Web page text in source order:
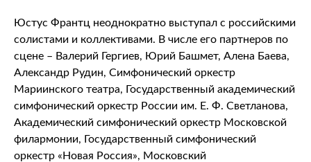
Юстус Франтц неоднократно выступал с российскими
солистами и коллективами. В числе его партнеров по
сцене – Валерий Гергиев, Юрий Башмет, Алена Баева,
Александр Рудин, Симфонический оркестр
Мариинского театра, Государственный академический
симфонический оркестр России им. Е. Ф. Светланова,
Академический симфонический оркестр Московской
филармонии, Государственный симфонический
оркестр «Новая Россия», Московский